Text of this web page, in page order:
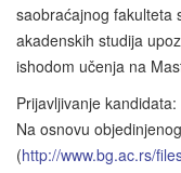
saobraćajnog fakulteta
akadenskih studija
ishodom učenja na
Prijavljivanje kandidata:
Na osnovu
(http://www.bg.ac.rs/